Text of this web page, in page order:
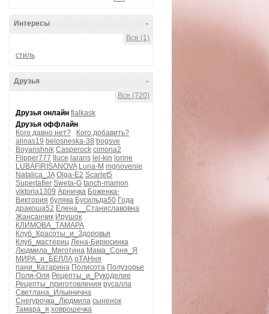
-
Интересы
Все (1)
стиль
-
Друзья
Все (720)
Друзья онлайн fialkask
Друзья оффлайн
Кого давно нет?
Кого добавить?
alinas19 belosneska-38 bogsve
Boyarishnik Casperock cimona2
Flipper777
Iluce larans lel-kin lorine
LUBAFIRISANOVA Luna-M mgnovenie
Natalica_JA Olga-E2 Scarlet5
Supertatler Sweta-G tanch-mamon
viktoria1309 Арничка Боженка-
Виктория буляка Бусильда50 Года
дракоша52 Елена__Станиславовна
Жансанчик Ирушок
КЛИМОВА_ТАМАРА
Клуб_Красоты_и_Здоровья
Клуб_мастериц Лена-Бирюсинка
Людмила_Мяготина Мама_Соня_Я
МИРА_и_БЕЛЛА оТАНня
пани_Катарина Полисота Полузорье
Поля-Оля Рецепты_и_Рукоделие
Рецепты_приготовления русалла
Светлана_Ильинична
Снегурочка_Людмила сыненок
Тамара_я ховрошечка